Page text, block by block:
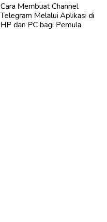
Cara Membuat Channel
Telegram Melalui Aplikasi di
HP dan PC bagi Pemula